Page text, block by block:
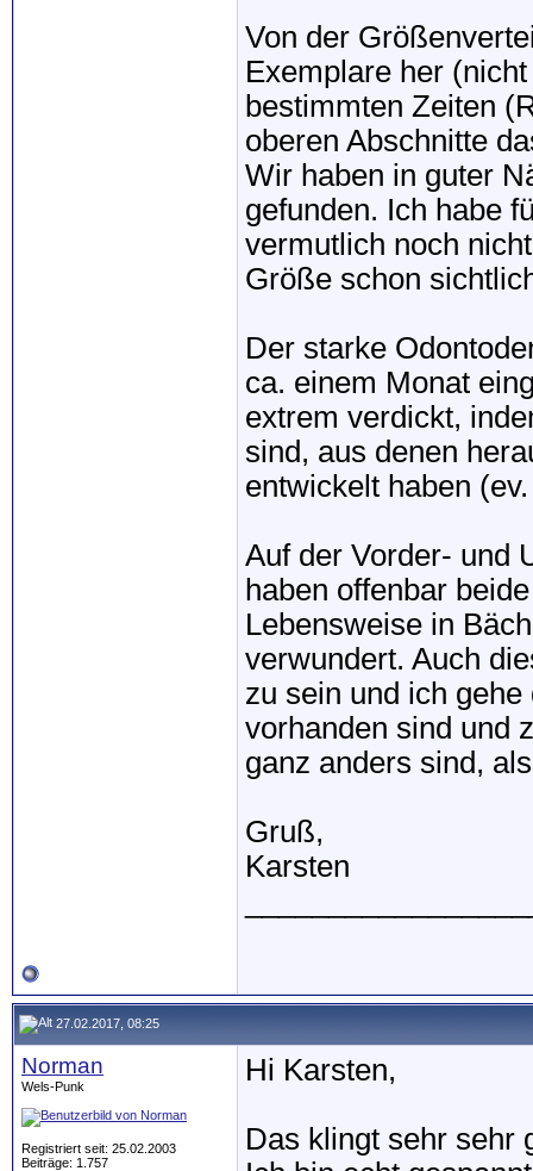
Von der
Exemplare her
bestimmten Zeiten
oberen Abschnitte
Wir haben in guter
gefunden. Ich habe
vermutlich noch
Größe schon
Der starke
ca. einem Monat
extrem verdickt,
sind, aus denen
entwickelt haben
Auf der Vorder- und
haben offenbar
Lebensweise in
verwundert. Auch
zu sein und ich
vorhanden sind und
ganz anders sind,
Gruß,
Karsten
27.02.2017, 08:25
Norman
Wels-Punk
Registriert seit: 25.02.2003
Beiträge: 1.757
Hi Karsten,
Das klingt sehr sehr